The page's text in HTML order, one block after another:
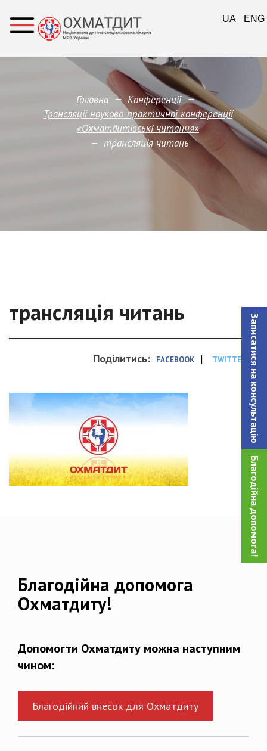
Записатися на консультацiю
Благодійна допомога!
Головна — Конференції —
Трансляції науково-практичної конференції
«Охматдитівські читання»
— трансляція читань
трансляція читань
Поділитись: FACEBOOK | TWITTER
Благодійна допомога
Охматдиту!
Допомогти Охматдиту можна наступним
чином:
Благодійний внесок для Охматдиту
UA ENG